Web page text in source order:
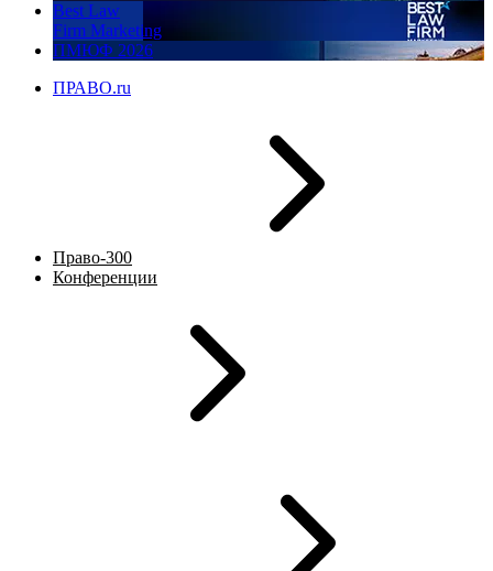
Best Law
Firm Marketing
ПМЮФ 2026
ПРАВО.ru
Право-300
Конференции